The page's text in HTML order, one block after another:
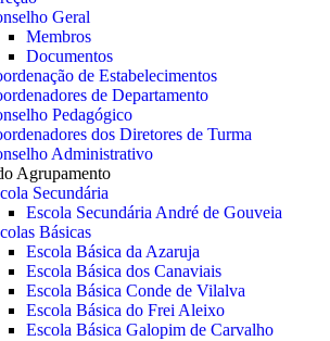
Geral
Membros
Documentos
de Estabelecimentos
de Departamento
Pedagógico
dos Diretores de Turma
Administrativo
Agrupamento
Secundária
Escola Secundária André de Gouveia
Básicas
Escola Básica da Azaruja
Escola Básica dos Canaviais
Escola Básica Conde de Vilalva
Escola Básica do Frei Aleixo
Escola Básica Galopim de Carvalho